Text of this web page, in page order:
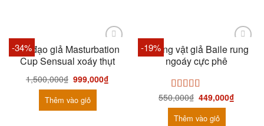
-34%
Âm đạo giả Masturbation
Cup Sensual xoáy thụt
1,500,000₫ 999,000₫
Thêm vào giỏ
-19%
Dương vật giả Baile rung
ngoáy cực phê
Được xếp
hạng5.005
sao
550,000₫ 449,000₫
Thêm vào giỏ